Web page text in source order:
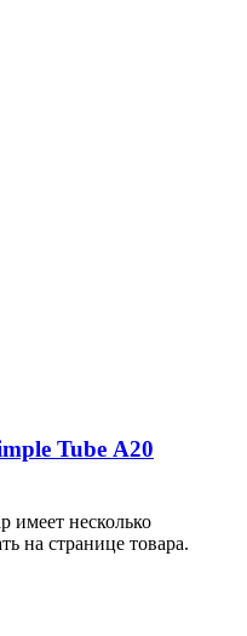
Tube A20
имеет несколько
на странице товара.